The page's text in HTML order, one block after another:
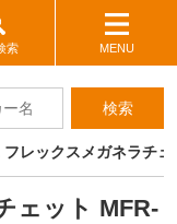
索 MENU
検索
フレックスメガネラチ
ェット MFR-